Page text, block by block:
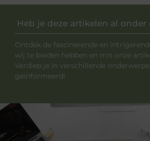
Heb je deze artikelen al onder
Ontdek de fascinerende en
wij te bieden hebben en mis onze
Verdiep je in verschillende
geïnformeerd!